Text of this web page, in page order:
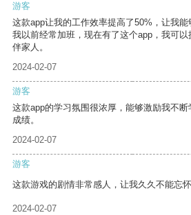
游客
这款app让我的工作效率提高了50%，让我能
我以前经常加班，现在有了这个app，我可
伴家人。
2024-02-07
游客
这款app的学习氛围很浓厚，能够激励我不
成绩。
2024-02-07
游客
这款游戏的剧情非常感人，让我久久不能忘怀
2024-02-07